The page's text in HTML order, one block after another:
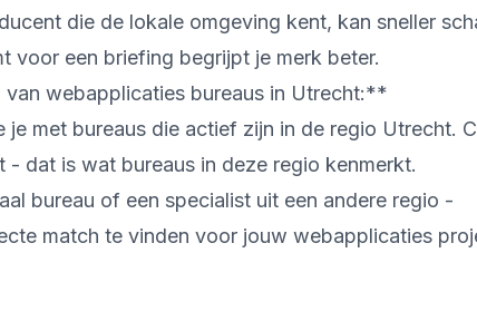
die de lokale omgeving kent, kan sneller
voor een briefing begrijpt je merk beter.
webapplicaties bureaus in Utrecht:**
je met bureaus die actief zijn in de regio Utrecht.
- dat is wat bureaus in deze regio kenmerkt.
bureau of een specialist uit een andere regio -
match te vinden voor jouw webapplicaties